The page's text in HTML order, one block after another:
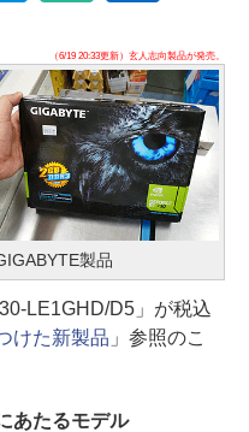
（6/19 20:33更新）玄人志向製品が発売。
製品
LE1GHD/D5」が税込
けた新製品 」参照のこ
あたるモデル